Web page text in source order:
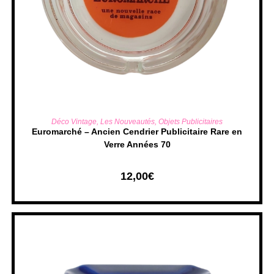
AJOUTER AU PANIER
Déco Vintage, Les Nouveautés, Objets Publicitaires
Euromarché – Ancien Cendrier Publicitaire Rare en
Verre Années 70
12,00€